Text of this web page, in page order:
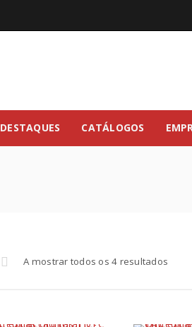
DESTAQUES CATÁLOGOS
A mostrar todos os 4 resultados